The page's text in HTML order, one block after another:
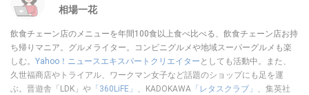
相場一花
飲食チェーン店のメニューを年間100食以上食べ比べる、飲食チェーン店お持
ち帰りマニア。グルメライター。コンビニグルメや地域スーパーグルメも楽
しむ。 Yahoo！ニュースエキスパートクリエイター としても活動中。また、
久世福商店やトライアル、ワークマン女子など話題のショップにも足を運
ぶ。晋遊舎「LDK」や 「360LiFE」 、KADOKAWA 「レタスクラブ」 、集英社